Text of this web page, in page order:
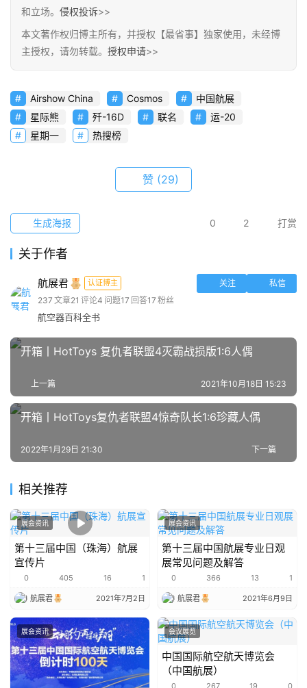
和立场。 侵权投诉>>
本文著作权归博主所有，并授权【最省事】独家使用，未经博
主授权，请勿转载。 授权申请>>
Airshow China Cosmos
中国航展
星际熊
歼-16D 联名
运-20
星期一
热搜榜
赞 (29)
0 2 打赏
生成海报
关于作者
航展君 认证博主 关注
私信
237 文章21 评论4 问题17 回答17 粉丝
航空器百科全书
开箱丨HotToys 复仇者联盟4灭霸战损版1:6人偶
上一篇 2021年10月18日 15:23
开箱丨HotToys复仇者联盟4惊奇队长1:6珍藏人偶
下一篇
2022年1月29日 21:30
相关推荐
展会资讯
第十三届中国（珠海）航展
宣传片
0 405 16 1
航展君 2021年7月2日
展会资讯
第十三届中国航展专业日观
展常见问题及解答
0 366 13 1
航展君 2021年6月9日
展会资讯 会议展览
中国国际航空航天博览会
（中国航展）
0 267 19 0